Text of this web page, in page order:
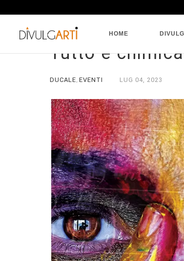
HOME
Tutto è chimica
DUCALE, EVENTI LUG 04, 2023